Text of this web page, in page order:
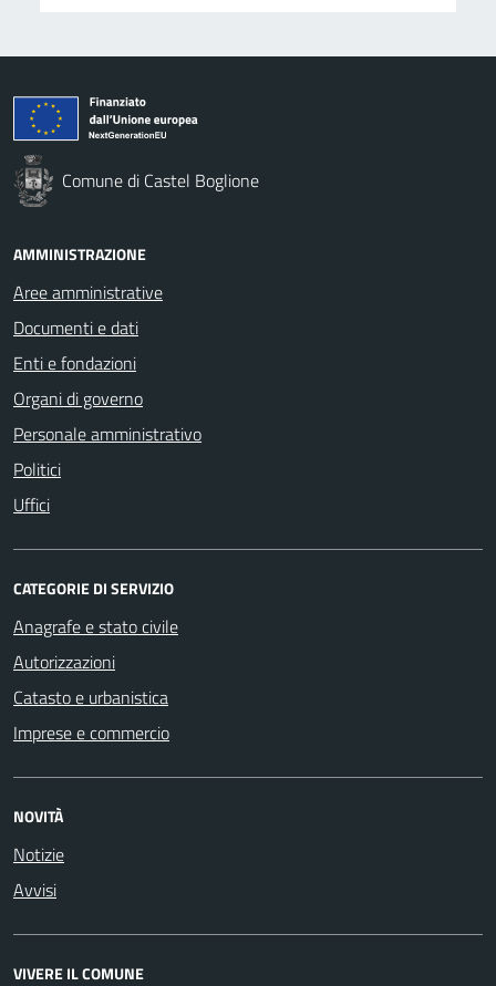
Comune di Castel Boglione
AMMINISTRAZIONE
Aree amministrative
Documenti e dati
Enti e fondazioni
Organi di governo
Personale amministrativo
Politici
Uffici
CATEGORIE DI SERVIZIO
Anagrafe e stato civile
Autorizzazioni
Catasto e urbanistica
Imprese e commercio
NOVITÀ
Notizie
Avvisi
VIVERE IL COMUNE